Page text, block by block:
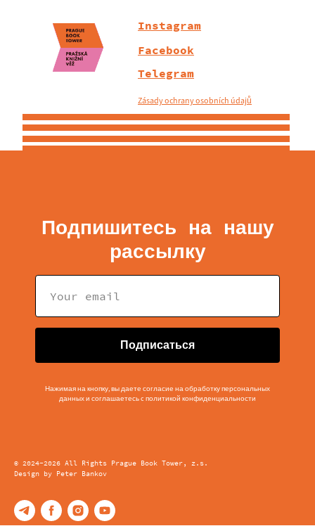
Instagram
Facebook
Telegram
Zásady ochrany osobních údajů
Подпишитесь на нашу
рассылку
Подписаться
Нажимая на кнопку, вы даете согласие на обработку персональных
данных и соглашаетесь c политикой конфиденциальности
© 2024-2026 All Rights Prague Book Tower, z.s.
Design by Peter Bankov